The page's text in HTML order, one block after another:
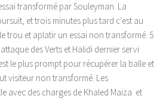
transformé par Souleyman. La
et trois minutes plus tard c’est au
trou et aplatir un essai non transformé. 5
des Verts et Halidi dernier servi
le plus prompt pour récupérer la balle et
visiteur non transformé. Les
avec des charges de Khaled Maiza et